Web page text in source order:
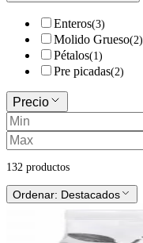
Enteros(3)
Molido Grueso(2)
Pétalos(1 )
Pre picadas(2)
Precio
132 productos
Ordenar: Destacados